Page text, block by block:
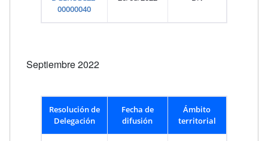
00000040
Septiembre 2022
Resolución de
Delegación
Fecha de
difusión
Ámbito
territorial